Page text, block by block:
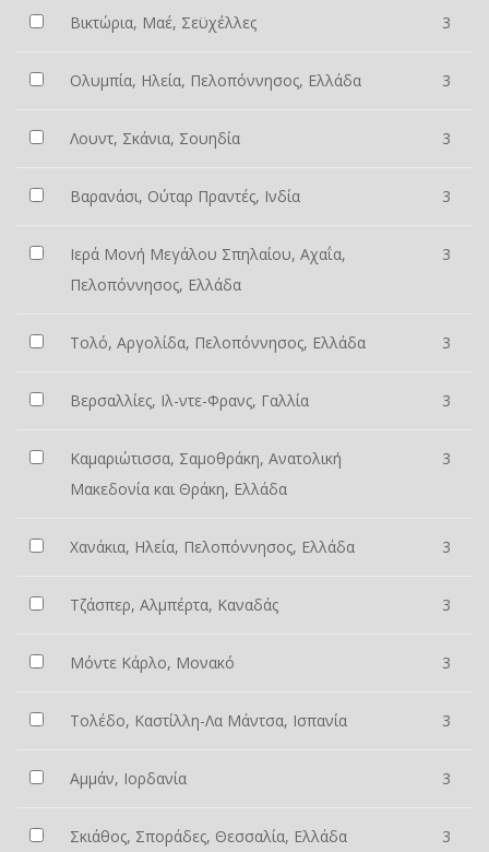
Βικτώρια, Μαέ, Σεϋχέλλες 3
Ολυμπία, Ηλεία, Πελοπόννησος, Ελλάδα 3
Λουντ, Σκάνια, Σουηδία 3
Βαρανάσι, Ούταρ Πραντές, Ινδία 3
Ιερά Μονή Μεγάλου Σπηλαίου, Αχαΐα,
Πελοπόννησος, Ελλάδα
3
Τολό, Αργολίδα, Πελοπόννησος, Ελλάδα 3
Βερσαλλίες, Ιλ-ντε-Φρανς, Γαλλία 3
Καμαριώτισσα, Σαμοθράκη, Ανατολική
Μακεδονία και Θράκη, Ελλάδα
3
Χανάκια, Ηλεία, Πελοπόννησος, Ελλάδα 3
Τζάσπερ, Αλμπέρτα, Καναδάς 3
Μόντε Κάρλο, Μονακό 3
Τολέδο, Καστίλλη-Λα Μάντσα, Ισπανία 3
Αμμάν, Ιορδανία 3
Σκιάθος, Σποράδες, Θεσσαλία, Ελλάδα 3